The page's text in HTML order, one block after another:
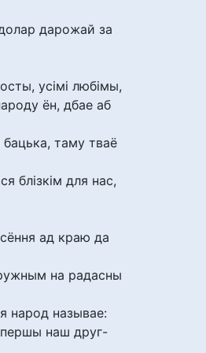
дарожай за
усімі любімы,
ён, дбае аб
таму тваё
для нас,
ад краю да
на радасны
народ называе:
першы наш друг-